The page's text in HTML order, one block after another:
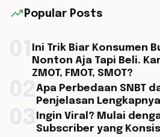
trending_up Popular Posts
Ini Trik Biar Konsumen
Nonton Aja Tapi Beli.
ZMOT, FMOT, SMOT?
Apa Perbedaan SNBT
Penjelasan
Ingin Viral? Mulai
Subscriber yang